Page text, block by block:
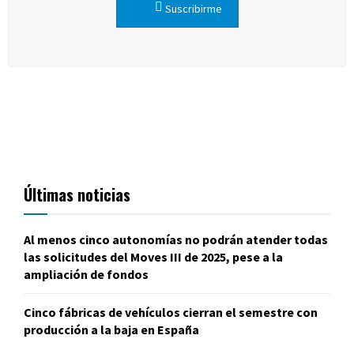
Suscribirme
Últimas noticias
Al menos cinco autonomías no podrán atender todas
las solicitudes del Moves III de 2025, pese a la
ampliación de fondos
Cinco fábricas de vehículos cierran el semestre con
producción a la baja en España